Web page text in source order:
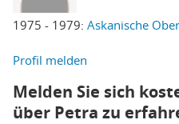
1975 - 1979: Askanische
Profil melden
Melden Sie sich
über Petra zu